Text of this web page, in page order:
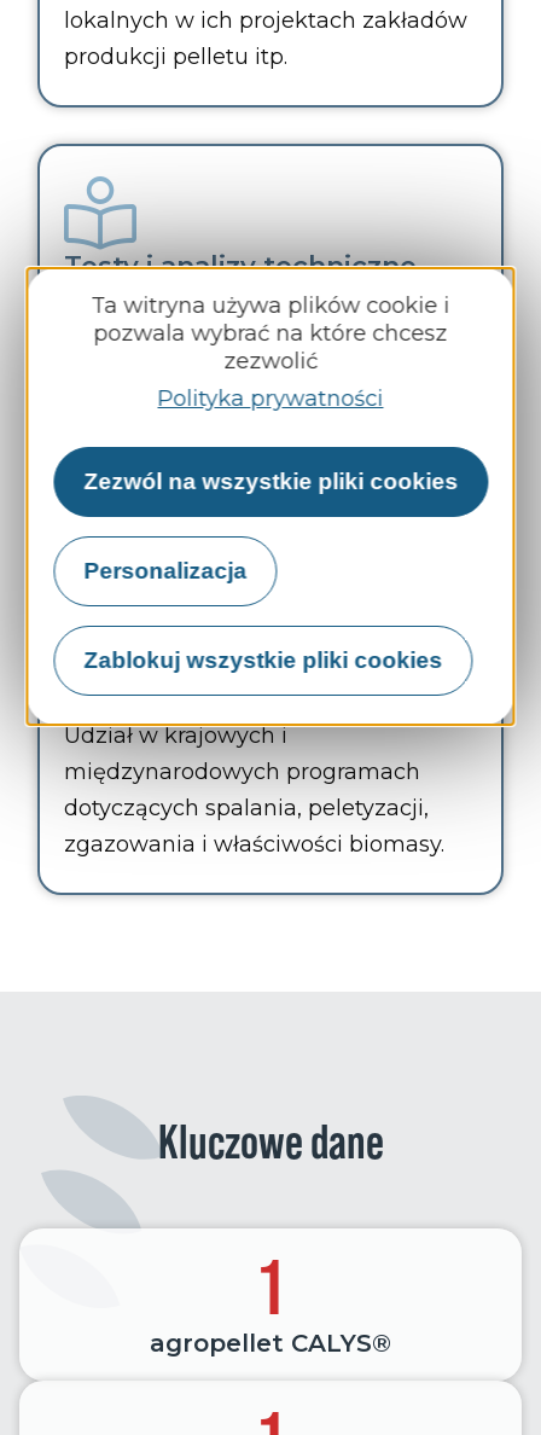
Ta witryna używa plików cookie i
pozwala wybrać na które chcesz
zezwolić
Polityka prywatności
Zezwól na wszystkie pliki cookies
Personalizacja
Zablokuj wszystkie pliki cookies
lokalnych w ich projektach zakładów
produkcji pelletu itp.
Testy i analizy techniczne
Charakterystyka termochemiczna
obróbki i granulacji biomasy, testy
spalania itp.
Badania i rozwój
Udział w krajowych i
międzynarodowych programach
dotyczących spalania, peletyzacji,
zgazowania i właściwości biomasy.
Kluczowe dane
1
agropellet CALYS®